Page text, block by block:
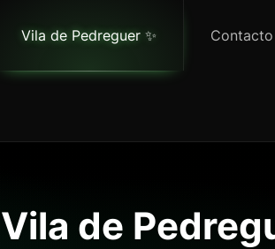
Vila de Pedreguer ✨ Contacto
de